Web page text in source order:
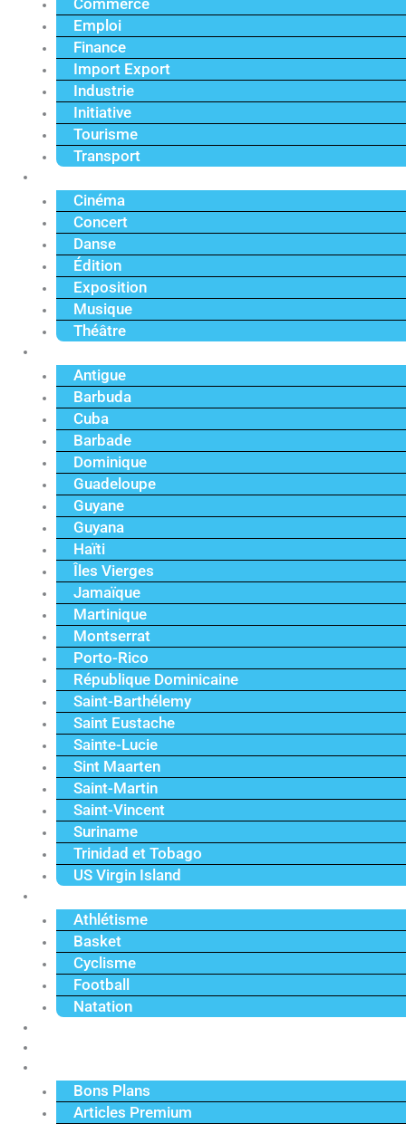
Commerce
Emploi
Finance
Import Export
Industrie
Initiative
Tourisme
Transport
Cinéma
Concert
Danse
Édition
Exposition
Musique
Théâtre
Antigue
Barbuda
Cuba
Barbade
Dominique
Guadeloupe
Guyane
Guyana
Haïti
Îles Vierges
Jamaïque
Martinique
Montserrat
Porto-Rico
République Dominicaine
Saint-Barthélemy
Saint Eustache
Sainte-Lucie
Sint Maarten
Saint-Martin
Saint-Vincent
Suriname
Trinidad et Tobago
US Virgin Island
Athlétisme
Basket
Cyclisme
Football
Natation
Bons Plans
Articles Premium